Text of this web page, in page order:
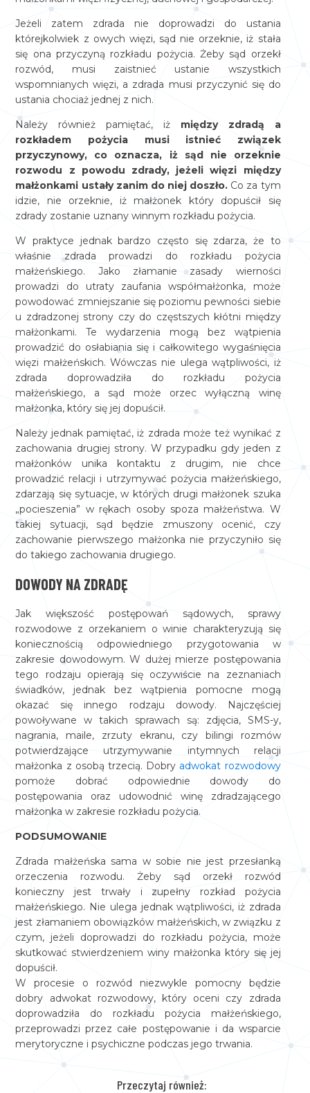
Jeżeli zatem zdrada nie doprowadzi do ustania
którejkolwiek z owych więzi, sąd nie orzeknie, iż stała
się ona przyczyną rozkładu pożycia. Żeby sąd orzekł
rozwód, musi zaistnieć ustanie wszystkich
wspomnianych więzi, a zdrada musi przyczynić się do
ustania chociaż jednej z nich.
Należy również pamiętać, iż między zdradą a
rozkładem pożycia musi istnieć związek
przyczynowy, co oznacza, iż sąd nie orzeknie
rozwodu z powodu zdrady, jeżeli więzi między
małżonkami ustały zanim do niej doszło. Co za tym
idzie, nie orzeknie, iż małżonek który dopuścił się
zdrady zostanie uznany winnym rozkładu pożycia.
W praktyce jednak bardzo często się zdarza, że to
właśnie zdrada prowadzi do rozkładu pożycia
małżeńskiego. Jako złamanie zasady wierności
prowadzi do utraty zaufania współmałżonka, może
powodować zmniejszanie się poziomu pewności siebie
u zdradzonej strony czy do częstszych kłótni między
małżonkami. Te wydarzenia mogą bez wątpienia
prowadzić do osłabiania się i całkowitego wygaśnięcia
więzi małżeńskich. Wówczas nie ulega wątpliwości, iż
zdrada doprowadziła do rozkładu pożycia
małżeńskiego, a sąd może orzec wyłączną winę
małżonka, który się jej dopuścił.
Należy jednak pamiętać, iż zdrada może też wynikać z
zachowania drugiej strony. W przypadku gdy jeden z
małżonków unika kontaktu z drugim, nie chce
prowadzić relacji i utrzymywać pożycia małżeńskiego,
zdarzają się sytuacje, w których drugi małżonek szuka
„pocieszenia” w rękach osoby spoza małżeństwa. W
takiej sytuacji, sąd będzie zmuszony ocenić, czy
zachowanie pierwszego małżonka nie przyczyniło się
do takiego zachowania drugiego.
DOWODY NA ZDRADĘ
Jak większość postępowań sądowych, sprawy
rozwodowe z orzekaniem o winie charakteryzują się
koniecznością odpowiedniego przygotowania w
zakresie dowodowym. W dużej mierze postępowania
tego rodzaju opierają się oczywiście na zeznaniach
świadków, jednak bez wątpienia pomocne mogą
okazać się innego rodzaju dowody. Najczęściej
powoływane w takich sprawach są: zdjęcia, SMS-y,
nagrania, maile, zrzuty ekranu, czy bilingi rozmów
potwierdzające utrzymywanie intymnych relacji
małżonka z osobą trzecią. Dobry adwokat rozwodowy
pomoże dobrać odpowiednie dowody do
postępowania oraz udowodnić winę zdradzającego
małżonka w zakresie rozkładu pożycia.
PODSUMOWANIE
Zdrada małżeńska sama w sobie nie jest przesłanką
orzeczenia rozwodu. Żeby sąd orzekł rozwód
konieczny jest trwały i zupełny rozkład pożycia
małżeńskiego. Nie ulega jednak wątpliwości, iż zdrada
jest złamaniem obowiązków małżeńskich, w związku z
czym, jeżeli doprowadzi do rozkładu pożycia, może
skutkować stwierdzeniem winy małżonka który się jej
dopuścił.
W procesie o rozwód niezwykle pomocny będzie
dobry adwokat rozwodowy, który oceni czy zdrada
doprowadziła do rozkładu pożycia małżeńskiego,
przeprowadzi przez całe postępowanie i da wsparcie
merytoryczne i psychiczne podczas jego trwania.
Przeczytaj również: